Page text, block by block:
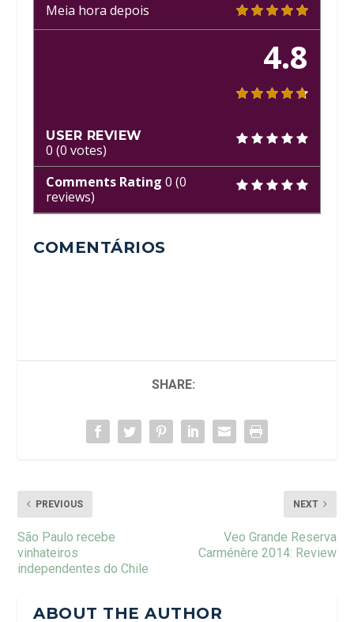
Meia hora depois
4.8
USER REVIEW
0 (0 votes)
Comments Rating 0 (0
reviews)
COMENTÁRIOS
SHARE:
PREVIOUS
São Paulo recebe
vinhateiros
independentes do Chile
NEXT
Veo Grande Reserva
Carménère 2014: Review
ABOUT THE AUTHOR